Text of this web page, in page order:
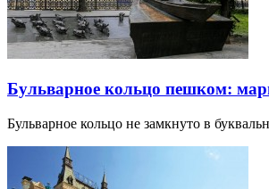
Бульварное кольцо пешком:
Бульварное кольцо не замкнуто в